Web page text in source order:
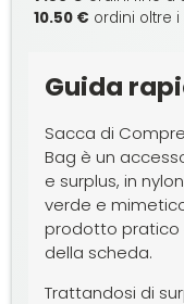
10.50 € ordini oltre i
Guida
Sacca di
Bag è un
e surplus, in
verde e
prodotto pratico
della scheda.
Trattandosi di